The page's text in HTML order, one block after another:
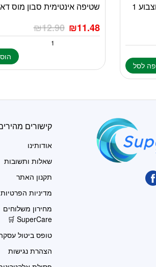
קרטין שמפו סאם לשיער יבש וצבוע 1
לסל
שטיפה אינטימית סבון מוס
₪12.90 ₪11.48
קישורים
אודותינו
שאלות ותשובות
תקנון האתר
מדיניות הפרטיות
מחירון משלוחים
SuperCare 🛒
טופס ביטול
הצהרת נגישות